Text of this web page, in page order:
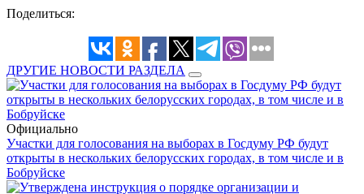
Поделиться:
ДРУГИЕ НОВОСТИ РАЗДЕЛА
Официально
Участки для голосования на выборах в Госдуму РФ будут
открыты в нескольких белорусских городах, в том числе и в
Бобруйске